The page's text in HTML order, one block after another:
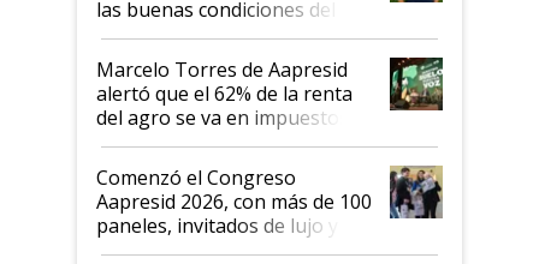
las buenas condiciones del
agro argentino para invertir:
"Los veo más motivados"
Marcelo Torres de Aapresid
alertó que el 62% de la renta
del agro se va en impuestos:
"No es bueno que en
Argentina se sigan discutiendo
las mismas cosas de hace 50
años"
Comenzó el Congreso
Aapresid 2026, con más de 100
paneles, invitados de lujo y
todas las tendencias